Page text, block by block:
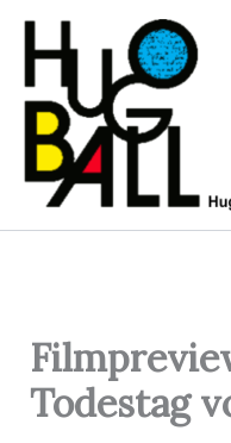
Zum
Inhalt
Todestag